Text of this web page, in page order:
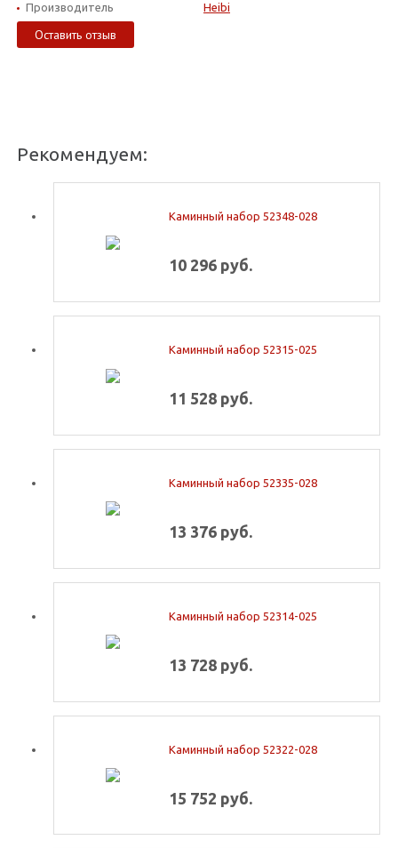
Производитель
Heibi
Оставить отзыв
Рекомендуем:
Каминный набор 52348-028
10 296 руб.
Каминный набор 52315-025
11 528 руб.
Каминный набор 52335-028
13 376 руб.
Каминный набор 52314-025
13 728 руб.
Каминный набор 52322-028
15 752 руб.